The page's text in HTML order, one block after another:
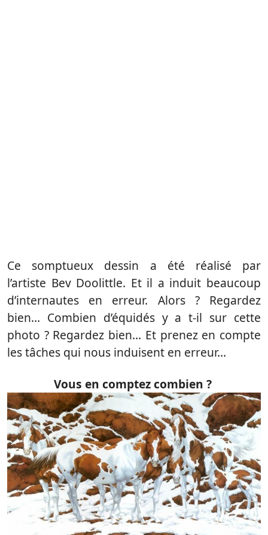
Ce somptueux dessin a été réalisé par
l’artiste Bev Doolittle. Et il a induit beaucoup
d’internautes en erreur. Alors ? Regardez
bien… Combien d’équidés y a t-il sur cette
photo ? Regardez bien… Et prenez en compte
les tâches qui nous induisent en erreur…
Vous en comptez combien ?